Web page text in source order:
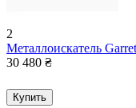
2
Металлоискатель
30 480 ₴
Купить